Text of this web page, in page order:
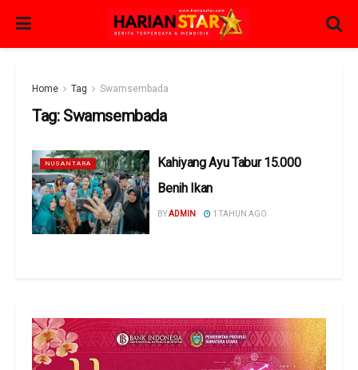
Home Tag Swamsembada
Tag: Swamsembada
NUSANTARA
Kahiyang Ayu Tabur 15.000
Benih Ikan
BYADMIN 1 TAHUN AGO